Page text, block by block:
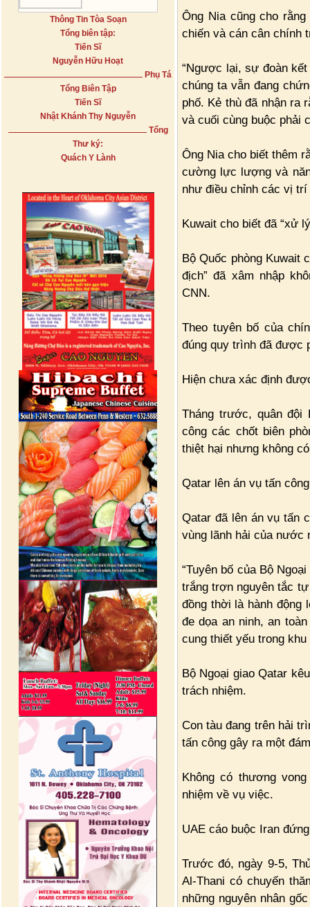
Thông Tin Tòa Soạn
Tổng biên tập:
Tiến Sĩ
Nguyễn Hữu Hoạt
Phụ Tá
Tổng Biên Tập
Tiến Sĩ
Nhật Khánh Thy Nguyễn
Tổng
Thư ký:
Quách Y Lành
Ông Nia cũng cho
chiến và cán cân chính
“Ngược lại, sự đoàn
chúng ta vẫn đang
phố. Kẻ thù đã nhận ra
và cuối cùng buộc phải
Ông Nia cho biết thêm
cường lực lượng và
như điều chỉnh các vị
Kuwait cho biết đã “xử
Bộ Quốc phòng Kuwait
địch” đã xâm nhập
CNN.
Theo tuyên bố của
đúng quy trình đã được
Hiện chưa xác định
Tháng trước, quân
công các chốt biên
thiệt hại nhưng không
Qatar lên án vụ tấn
Qatar đã lên án vụ tấn
vùng lãnh hải của nước
“Tuyên bố của Bộ
trắng trợn nguyên tắc
đồng thời là hành động
đe dọa an ninh, an
cung thiết yếu trong
Bộ Ngoại giao Qatar
trách nhiệm.
Con tàu đang trên hải
tấn công gây ra một
Không có thương
nhiệm về vụ việc.
UAE cáo buộc Iran
Trước đó, ngày 9-5,
Al-Thani có chuyến
những nguyên nhân